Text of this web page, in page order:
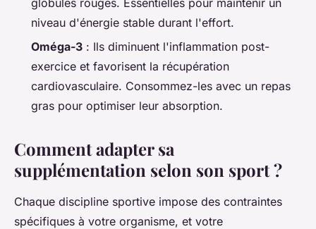
niveau d'énergie stable durant l'effort.
Oméga-3 : Ils diminuent l'inflammation post-
exercice et favorisent la récupération
cardiovasculaire. Consommez-les avec un repas
gras pour optimiser leur absorption.
Comment adapter sa
supplémentation selon son sport ?
Chaque discipline sportive impose des contraintes
spécifiques à votre organisme, et votre